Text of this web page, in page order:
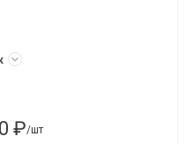
₽/шт